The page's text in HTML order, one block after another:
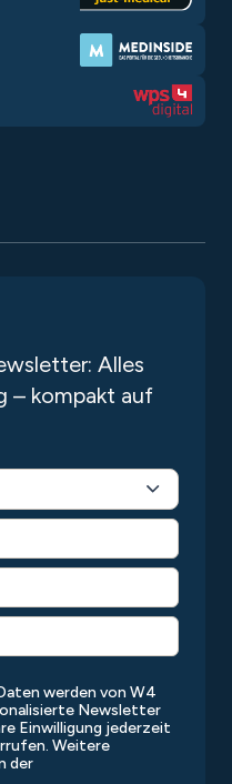
Alles
– kompakt auf
werden von W4
Newsletter
Einwilligung jederzeit
Weitere
der